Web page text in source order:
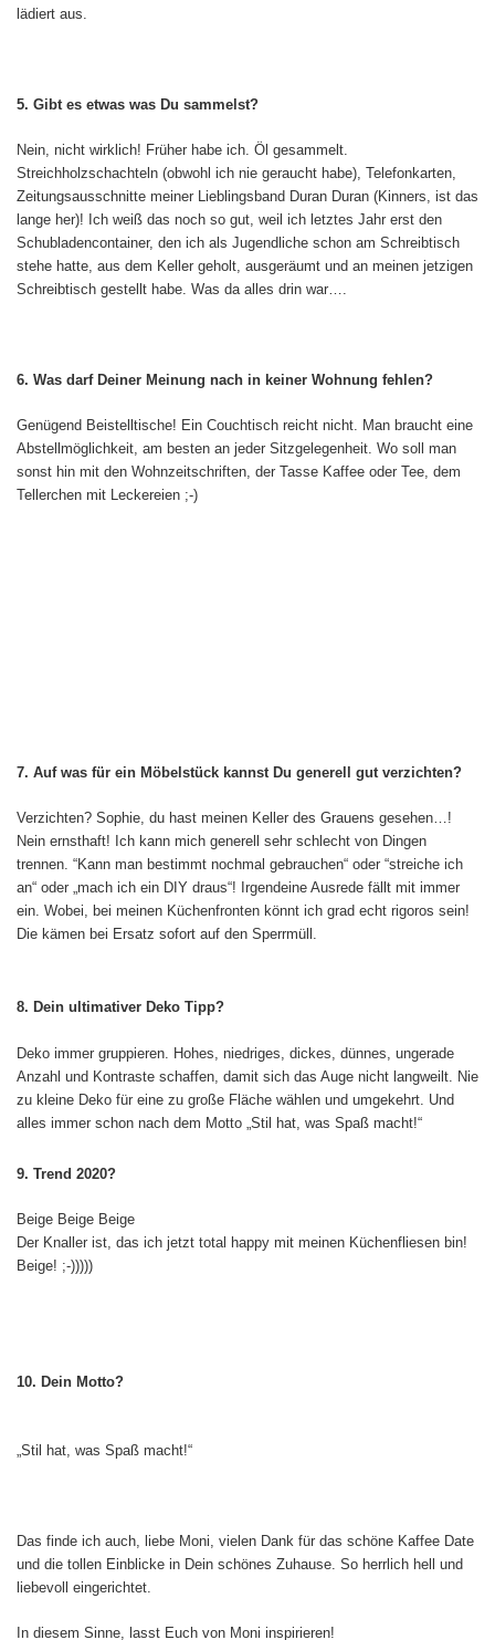
lädiert aus.
5. Gibt es etwas was Du sammelst?
Nein, nicht wirklich! Früher habe ich. Öl gesammelt.
Streichholzschachteln (obwohl ich nie geraucht habe), Telefonkarten,
Zeitungsausschnitte meiner Lieblingsband Duran Duran (Kinners, ist das
lange her)! Ich weiß das noch so gut, weil ich letztes Jahr erst den
Schubladencontainer, den ich als Jugendliche schon am Schreibtisch
stehe hatte, aus dem Keller geholt, ausgeräumt und an meinen jetzigen
Schreibtisch gestellt habe. Was da alles drin war….
6. Was darf Deiner Meinung nach in keiner Wohnung fehlen?
Genügend Beistelltische! Ein Couchtisch reicht nicht. Man braucht eine
Abstellmöglichkeit, am besten an jeder Sitzgelegenheit. Wo soll man
sonst hin mit den Wohnzeitschriften, der Tasse Kaffee oder Tee, dem
Tellerchen mit Leckereien ;-)
7. Auf was für ein Möbelstück kannst Du generell gut verzichten?
Verzichten? Sophie, du hast meinen Keller des Grauens gesehen…!
Nein ernsthaft! Ich kann mich generell sehr schlecht von Dingen
trennen. “Kann man bestimmt nochmal gebrauchen“ oder “streiche ich
an“ oder „mach ich ein DIY draus“! Irgendeine Ausrede fällt mit immer
ein. Wobei, bei meinen Küchenfronten könnt ich grad echt rigoros sein!
Die kämen bei Ersatz sofort auf den Sperrmüll.
8. Dein ultimativer Deko Tipp?
Deko immer gruppieren. Hohes, niedriges, dickes, dünnes, ungerade
Anzahl und Kontraste schaffen, damit sich das Auge nicht langweilt. Nie
zu kleine Deko für eine zu große Fläche wählen und umgekehrt. Und
alles immer schon nach dem Motto „Stil hat, was Spaß macht!“
9. Trend 2020?
Beige Beige Beige
Der Knaller ist, das ich jetzt total happy mit meinen Küchenfliesen bin!
Beige! ;-)))))
10. Dein Motto?
„Stil hat, was Spaß macht!“
Das finde ich auch, liebe Moni, vielen Dank für das schöne Kaffee Date
und die tollen Einblicke in Dein schönes Zuhause. So herrlich hell und
liebevoll eingerichtet.
In diesem Sinne, lasst Euch von Moni inspirieren!